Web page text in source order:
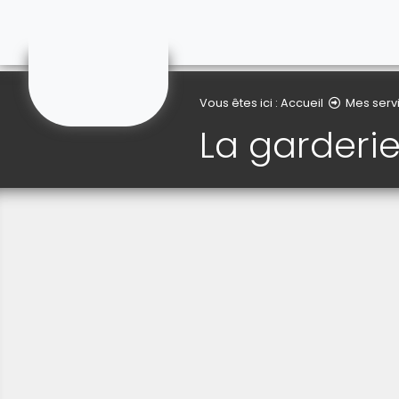
Vous êtes ici : Accueil Mes
La garderie